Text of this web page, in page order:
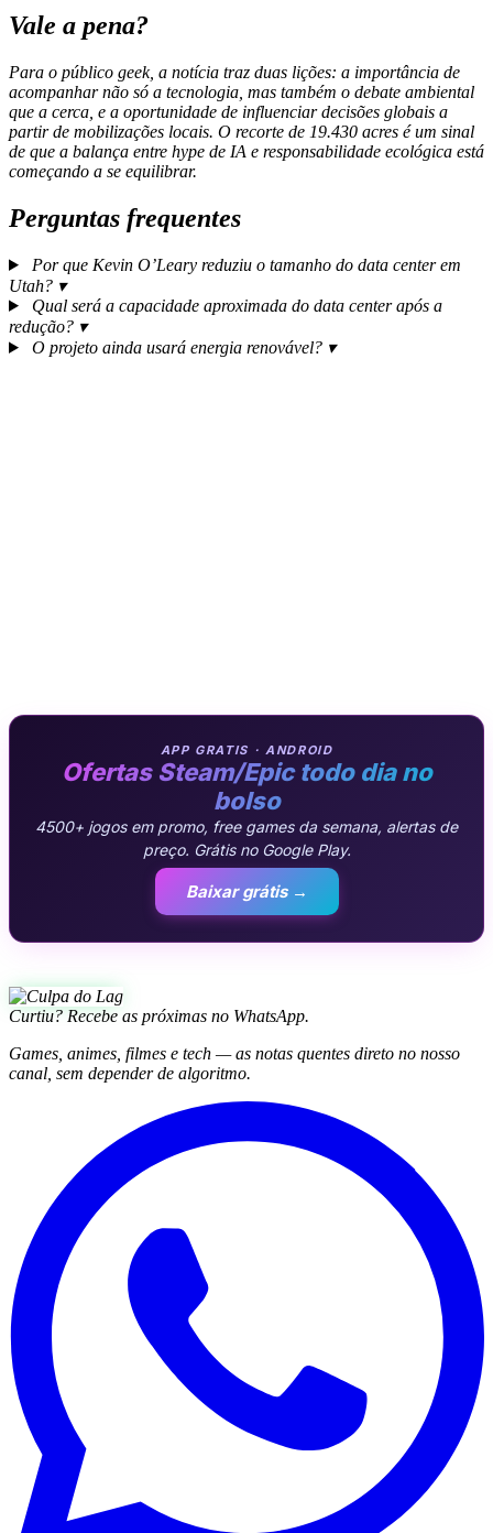
Vale a pena?
Para o público geek, a notícia traz duas lições: a importância de
acompanhar não só a tecnologia, mas também o debate ambiental
que a cerca, e a oportunidade de influenciar decisões globais a
partir de mobilizações locais. O recorte de 19.430 acres é um sinal
de que a balança entre hype de IA e responsabilidade ecológica está
começando a se equilibrar.
Perguntas frequentes
Por que Kevin O’Leary reduziu o tamanho do data center em
Utah? ▾
Qual será a capacidade aproximada do data center após a
redução? ▾
O projeto ainda usará energia renovável? ▾
APP GRATIS · ANDROID
Ofertas Steam/Epic todo dia no
bolso
4500+ jogos em promo, free games da semana, alertas de
preço. Grátis no Google Play.
Baixar grátis →
Curtiu? Recebe as próximas no WhatsApp.
Games, animes, filmes e tech — as notas quentes direto no nosso
canal, sem depender de algoritmo.